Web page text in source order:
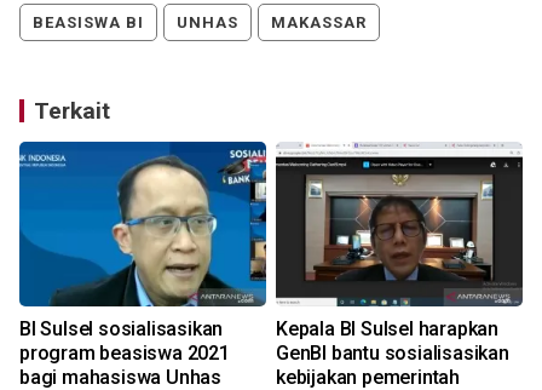
BEASISWA BI UNHAS MAKASSAR
Terkait
BI Sulsel sosialisasikan
program beasiswa 2021
bagi mahasiswa Unhas
Kepala BI Sulsel harapkan
GenBI bantu sosialisasikan
kebijakan pemerintah